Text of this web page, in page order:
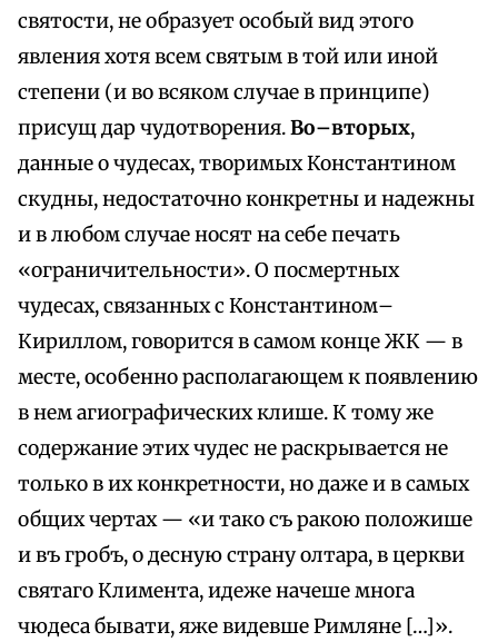
святости, не образует особый вид этого
явления хотя всем святым в той или иной
степени (и во всяком случае в принципе)
присущ дар чудотворения.Во–вторых,
данные о чудесах, творимых Константином
скудны, недостаточно конкретны и надежны
и в любом случае носят на себе печать
«ограничительности». О посмертных
чудесах, связанных с Константином–
Кириллом, говорится в самом конце ЖК — в
месте, особенно располагающем к появлению
в нем агиографических клише. К тому же
содержание этих чудес не раскрывается не
только в их конкретности, но даже и в самых
общих чертах — «и тако съ ракою положише
и въ гробъ, о десную страну олтара, в церкви
святаго Климента, идеже начеше многа
чюдеса бывати, яже видевше Римляне […]».